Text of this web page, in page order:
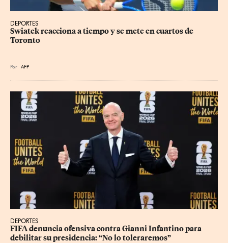
DEPORTES
Swiatek reacciona a tiempo y se mete en cuartos de
Toronto
Por AFP
DEPORTES
FIFA denuncia ofensiva contra Gianni Infantino para
debilitar su presidencia: “No lo toleraremos”